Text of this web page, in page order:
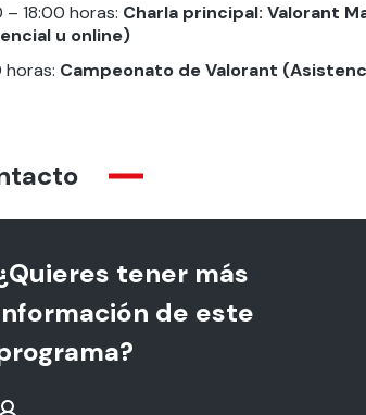
– 18:00 horas: Charla principal: Valorant
u online)
horas: Campeonato de Valorant
tener más
de este